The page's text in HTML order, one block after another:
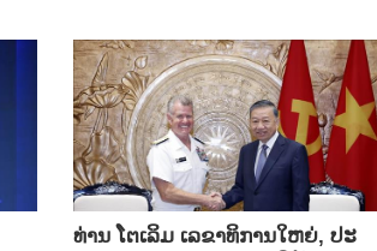
ທ່ານ ໂຕ​ເລິມ ເລ​ຂາ​ທິ​ການ​ໃຫຍ່, ປະ​